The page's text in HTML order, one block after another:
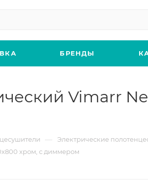
БРЕНДЫ
Vimarr
— Электрические
хром, с диммером